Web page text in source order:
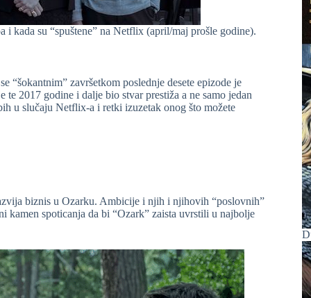
i kada su “spuštene” na Netflix (april/maj prošle godine).
“šokantnim” završetkom poslednje desete epizode je
te 2017 godine i dalje bio stvar prestiža a ne samo jedan
u slučaju Netflix-a i retki izuzetak onog što možete
biznis u Ozarku. Ambicije i njih i njihovih “poslovnih”
kamen spoticanja da bi “Ozark” zaista uvrstili u najbolje